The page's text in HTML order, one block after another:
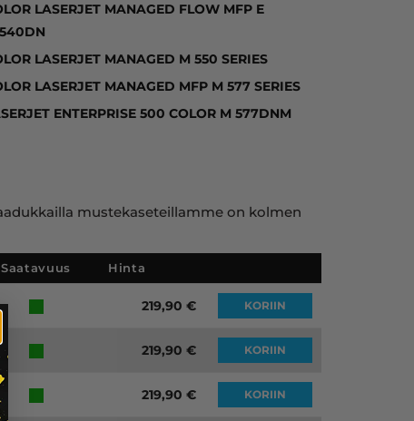
LASERJET MANAGED FLOW MFP E
LASERJET MANAGED M 550 SERIES
LASERJET MANAGED MFP M 577 SERIES
ENTERPRISE 500 COLOR M 577DNM
mustekaseteillamme on kolmen
Saatavuus Hinta
219,90€ KORIIN
219,90€ KORIIN
219,90€ KORIIN